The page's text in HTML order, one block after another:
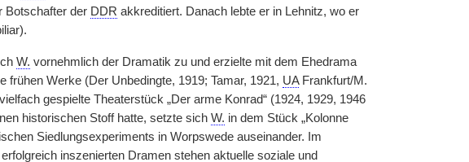
Botschafter der DDR akkreditiert. Danach lebte er in Lehnitz, wo er
W. vornehmlich der Dramatik zu und erzielte mit dem Ehedrama
Werke (Der Unbedingte, 1919; Tamar, 1921, UAFrankfurt/M.
gespielte Theaterstück „Der arme Konrad“ (1924, 1929, 1946
historischen Stoff hatte, setzte sich W. in dem Stück „Kolonne
Siedlungsexperiments in Worpswede auseinander. Im
inszenierten Dramen stehen aktuelle soziale und